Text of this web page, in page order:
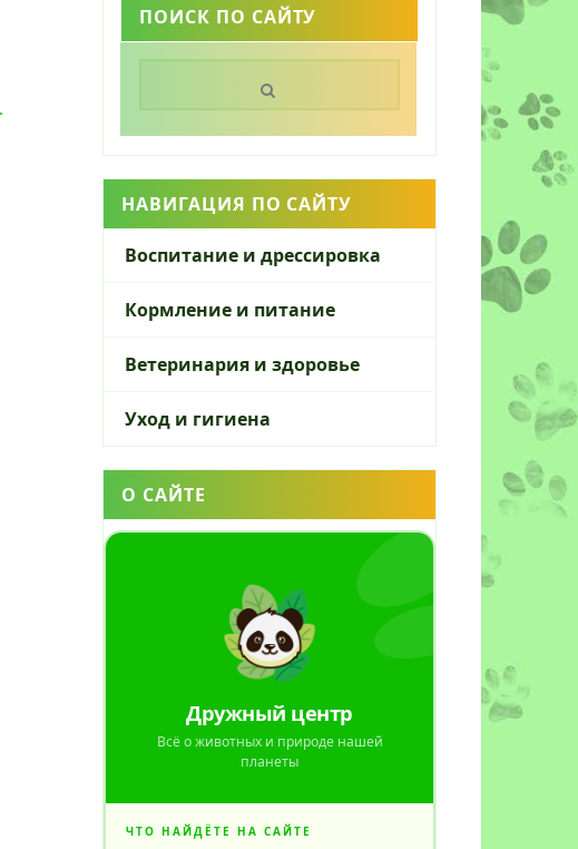
ПОИСК ПО САЙТУ
НАВИГАЦИЯ ПО САЙТУ
Воспитание и дрессировка
Кормление и питание
Ветеринария и здоровье
Уход и гигиена
О САЙТЕ
Дружный центр
Всё о животных и природе нашей
планеты
ЧТО НАЙДЁТЕ НА САЙТЕ